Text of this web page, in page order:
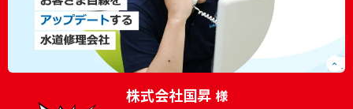
株式会社国昇 様